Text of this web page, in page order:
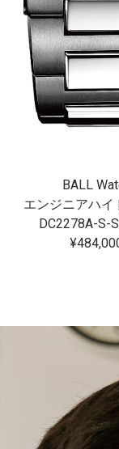
BALL
DC2278A-S-